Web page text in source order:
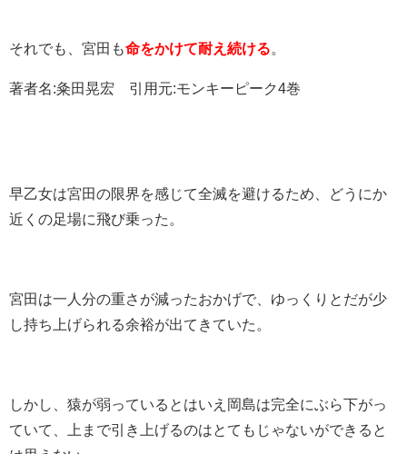
それでも、宮田も命をかけて耐え続ける。
著者名:粂田晃宏 引用元:モンキーピーク4巻
早乙女は宮田の限界を感じて全滅を避けるため、どうにか
近くの足場に飛び乗った。
宮田は一人分の重さが減ったおかげで、ゆっくりとだが少
し持ち上げられる余裕が出てきていた。
しかし、猿が弱っているとはいえ岡島は完全にぶら下がっ
ていて、上まで引き上げるのはとてもじゃないができると